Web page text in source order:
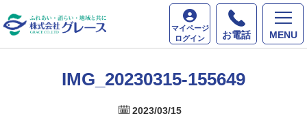
MENU
お電話
マイページ
ログイン
ホーム 最新情報 IMG_20230315-155649
IMG_20230315-155649
2023/03/15